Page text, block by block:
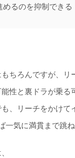
めるのを抑制できる
ちろんですが、リ
性と裏ドラが乗る
、リーチをかけて
一気に満貫まで跳ね